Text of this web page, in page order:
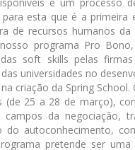
esta que é a
de recursos humanos
programa Pro
soft skills pelas
universidades no
criação da Spring
25 a 28 de março),
da negociação,
do autoconhecimento,
pretende ser